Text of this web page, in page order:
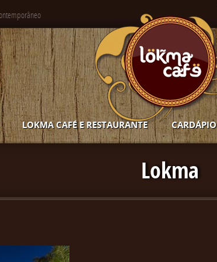
LOKMA CAFÉ E RESTAURANTE CARDÁPIO
Lokma